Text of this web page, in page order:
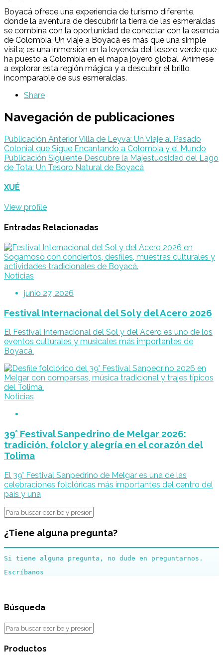
Boyacá ofrece una experiencia de turismo diferente,
donde la aventura de descubrir la tierra de las esmeraldas
se combina con la oportunidad de conectar con la esencia
de Colombia. Un viaje a Boyacá es más que una simple
visita; es una inmersión en la leyenda del tesoro verde que
ha puesto a Colombia en el mapa joyero global. Anímese
a explorar esta región mágica y a descubrir el brillo
incomparable de sus esmeraldas.
Share
Navegación de publicaciones
Publicación AnteriorVilla de Leyva: Un Viaje al Pasado
Colonial que Sigue Encantando a Colombia y el Mundo
Publicación Siguiente Descubre la Majestuosidad del Lago
de Tota: Un Tesoro Natural de Boyacá
XUÉ
View profile
Entradas Relacionadas
Noticias
junio 27, 2026
Festival Internacional del Sol y del Acero 2026
El Festival Internacional del Sol y del Acero es uno de los
eventos culturales y musicales más importantes de
Boyacá.
Noticias
39° Festival Sanpedrino de Melgar 2026:
tradición, folclor y alegría en el corazón del
Tolima
El 39° Festival Sanpedrino de Melgar es una de las
celebraciones folclóricas más importantes del centro del
país y una
¿Tiene alguna pregunta?
Si tiene alguna pregunta, no dude en preguntarnos.
Búsqueda
Productos